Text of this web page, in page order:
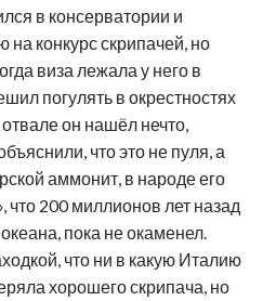
в консерватории и
на конкурс скрипачей, но
виза лежала у него в
погулять в окрестностях
он нашёл нечто,
что это не пуля, а
аммонит, в народе его
что 200 миллионов лет назад
пока не окаменел.
что ни в какую Италию
хорошего скрипача, но